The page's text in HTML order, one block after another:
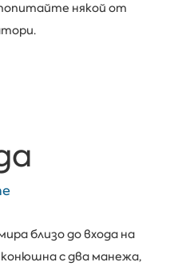
някой от
близо до входа на
с два манежа,